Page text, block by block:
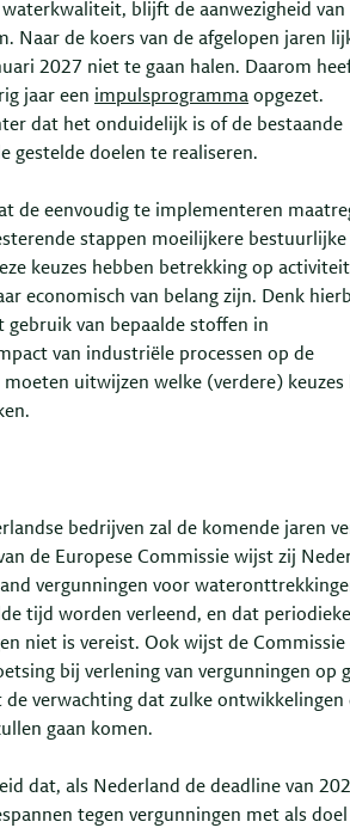
blijft de aanwezigheid van
Naar de koers van de afgelopen jaren
2027 niet te gaan halen. Daarom
jaar een impulsprogramma opgezet.
dat het onduidelijk is of de bestaande
gestelde doelen te realiseren.
de eenvoudig te implementeren
stappen moeilijkere bestuurlijke
keuzes hebben betrekking op
economisch van belang zijn. Denk
gebruik van bepaalde stoffen in
van industriële processen op de
uitwijzen welke (verdere) keuzes
bedrijven zal de komende jaren
de Europese Commissie wijst zij
vergunningen voor
tijd worden verleend, en dat
niet is vereist. Ook wijst de
bij verlening van vergunningen op
de verwachting dat zulke ontwikkelingen
gaan komen.
dat, als Nederland de deadline van
tegen vergunningen met als doel